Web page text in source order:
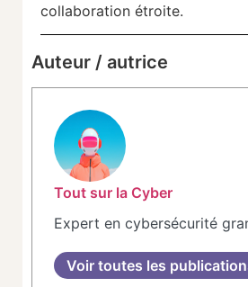
collaboration étroite.
Auteur / autrice
Tout sur la Cyber
Expert en cybersécurité
Voir toutes les